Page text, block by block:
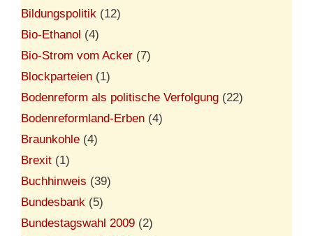
Bildungspolitik (12)
Bio-Ethanol (4)
Bio-Strom vom Acker (7)
Blockparteien (1)
Bodenreform als politische Verfolgung (22)
Bodenreformland-Erben (4)
Braunkohle (4)
Brexit (1)
Buchhinweis (39)
Bundesbank (5)
Bundestagswahl 2009 (2)